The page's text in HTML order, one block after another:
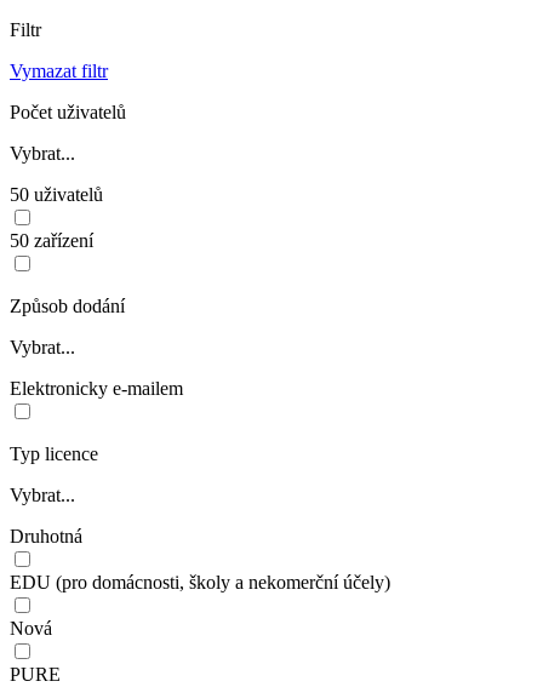
Filtr
Vymazat filtr
Počet uživatelů
Vybrat...
50 uživatelů
50 zařízení
Způsob dodání
Vybrat...
Elektronicky e-mailem
Typ licence
Vybrat...
Druhotná
EDU (pro domácnosti, školy a nekomerční účely)
Nová
PURE